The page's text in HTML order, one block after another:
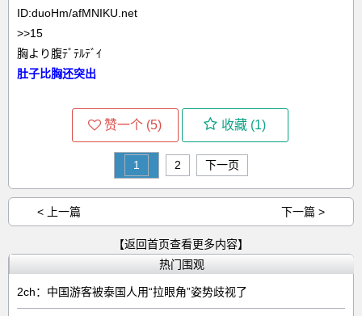
ID:duoHm/afMNIKU.net
>>15
胸より腹ﾃﾞﾃﾙﾃﾞｲ
肚子比胸还突出
赞一个 (5) 收藏 (1)
1 2 下一页
< 上一篇 下一篇 >
【返回首页查看更多内容】
热门围观
2ch：中国游客被泰国人用“拉眼角”姿势歧视了